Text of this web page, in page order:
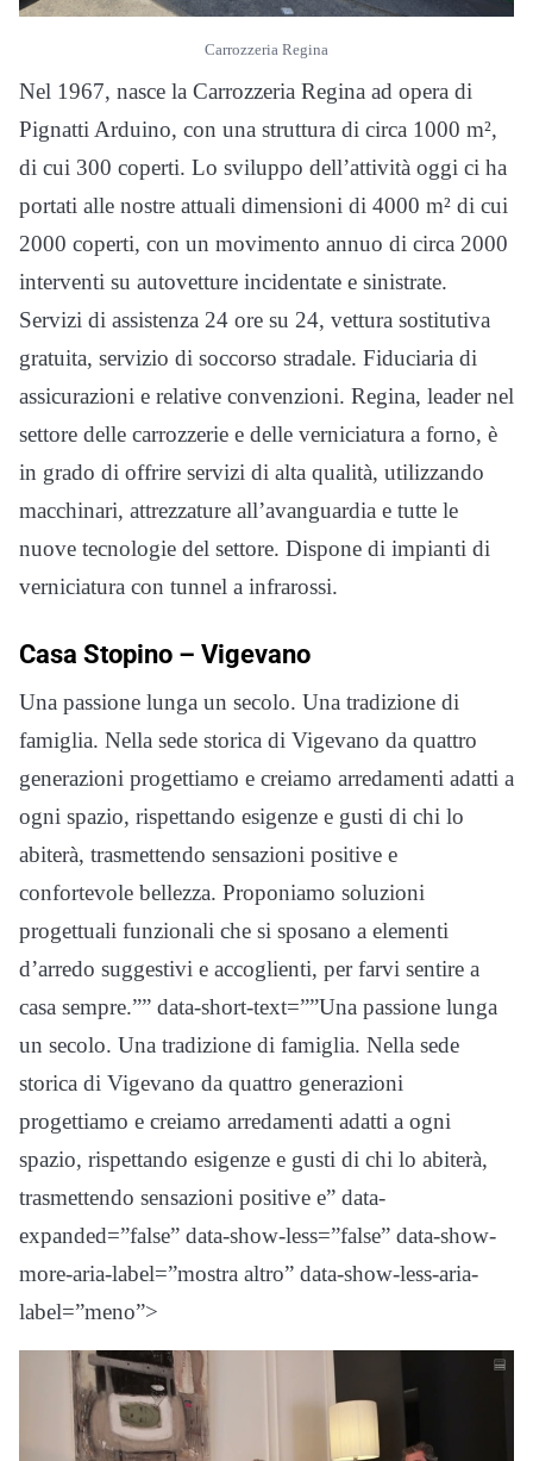
Carrozzeria Regina
Nel 1967, nasce la Carrozzeria Regina ad opera di
Pignatti Arduino, con una struttura di circa 1000 m²,
di cui 300 coperti. Lo sviluppo dell’attività oggi ci ha
portati alle nostre attuali dimensioni di 4000 m² di cui
2000 coperti, con un movimento annuo di circa 2000
interventi su autovetture incidentate e sinistrate.
Servizi di assistenza 24 ore su 24, vettura sostitutiva
gratuita, servizio di soccorso stradale. Fiduciaria di
assicurazioni e relative convenzioni. Regina, leader nel
settore delle carrozzerie e delle verniciatura a forno, è
in grado di offrire servizi di alta qualità, utilizzando
macchinari, attrezzature all’avanguardia e tutte le
nuove tecnologie del settore. Dispone di impianti di
verniciatura con tunnel a infrarossi.
Casa Stopino – Vigevano
Una passione lunga un secolo. Una tradizione di
famiglia. Nella sede storica di Vigevano da quattro
generazioni progettiamo e creiamo arredamenti adatti a
ogni spazio, rispettando esigenze e gusti di chi lo
abiterà, trasmettendo sensazioni positive e
confortevole bellezza. Proponiamo soluzioni
progettuali funzionali che si sposano a elementi
d’arredo suggestivi e accoglienti, per farvi sentire a
casa sempre.”” data-short-text=””Una passione lunga
un secolo. Una tradizione di famiglia. Nella sede
storica di Vigevano da quattro generazioni
progettiamo e creiamo arredamenti adatti a ogni
spazio, rispettando esigenze e gusti di chi lo abiterà,
trasmettendo sensazioni positive e” data-
expanded=”false” data-show-less=”false” data-show-
more-aria-label=”mostra altro” data-show-less-aria-
label=”meno”>